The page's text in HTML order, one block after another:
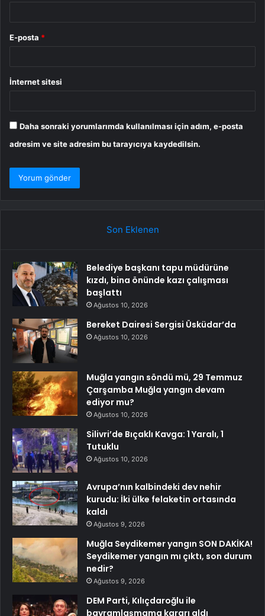
E-posta *
İnternet sitesi
Daha sonraki yorumlarımda kullanılması için adım, e-posta
adresim ve site adresim bu tarayıcıya kaydedilsin.
Son Eklenen
Belediye başkanı tapu müdürüne
kızdı, bina önünde kazı çalışması
başlattı
Ağustos 10, 2026
Bereket Dairesi Sergisi Üsküdar’da
Ağustos 10, 2026
Muğla yangın söndü mü, 29 Temmuz
Çarşamba Muğla yangın devam
ediyor mu?
Ağustos 10, 2026
Silivri’de Bıçaklı Kavga: 1 Yaralı, 1
Tutuklu
Ağustos 10, 2026
Avrupa’nın kalbindeki dev nehir
kurudu: İki ülke felaketin ortasında
kaldı
Ağustos 9, 2026
Muğla Seydikemer yangın SON DAKİKA!
Seydikemer yangın mı çıktı, son durum
nedir?
Ağustos 9, 2026
DEM Parti, Kılıçdaroğlu ile
bayramlaşmama kararı aldı